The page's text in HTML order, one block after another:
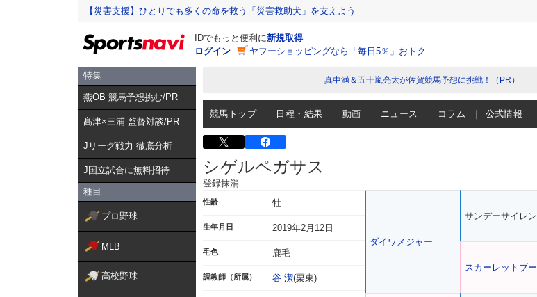
【災害支援】ひとりでも多くの命を救う「災害救助犬」を支えよう
IDでもっと便利に新規取得
ログイン
ヤフーショッピングなら「毎日5％」おトク
特集
燕OB 競馬予想挑む/PR
髙津×三浦 監督対談/PR
Jリーグ戦力 徹底分析
J国立試合に無料招待
種目
プロ野球
MLB
高校野球
真中満＆五十嵐亮太が佐賀競馬予想に挑戦！（PR）
競馬トップ 日程・結果 動画 ニュース コラム 公式情報
シゲルペガサス
登録抹消
性齢 牡
生年月日 2019年2月12日
毛色 鹿毛
調教師（所属） 谷 潔(栗東)
ダイワメジャー
サンデーサイレ
スカーレットブ